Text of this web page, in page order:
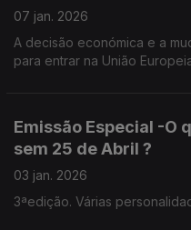
07 jan. 2026
A decisão económica e a
para entrar na União
Emissão Especial -O
sem 25 de Abril ?
03 jan. 2026
3ªedição. Várias